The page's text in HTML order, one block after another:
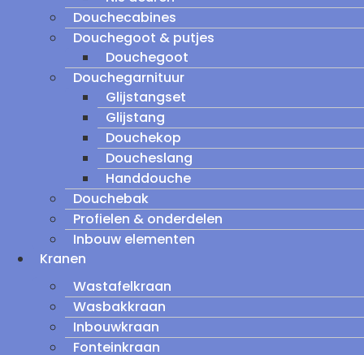
Douchecabines
Douchegoot & putjes
Douchegoot
Douchegarnituur
Glijstangset
Glijstang
Douchekop
Doucheslang
Handdouche
Douchebak
Profielen & onderdelen
Inbouw elementen
Kranen
Wastafelkraan
Wasbakkraan
Inbouwkraan
Fonteinkraan